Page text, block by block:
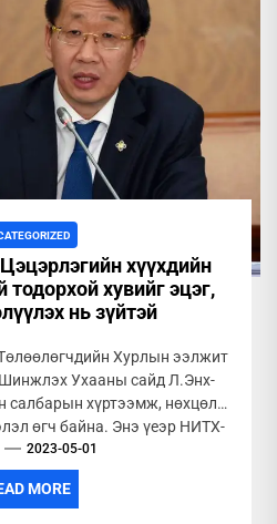
хүүхдийн
хувийг эцэг,
нь зүйтэй
Хурлын ээлжит
Ухааны сайд Л.Энх-
салбарын хүртээмж, нөхцөл
өгч байна. Энэ үеэр НИТХ-
"Цэцэрлэгийн хүүхдийн...
2023-05-01
MORE